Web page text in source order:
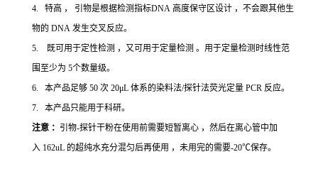
4. 特高 ， 引物是根据检测指标DNA 高度保守区设计 ，不会跟其他生
物的 DNA 发生交叉反应。
5. 既可用于定性检测 ，又可用于定量检测 。用于定量检测时线性范
围至少为 5个数量级。
6. 本产品足够 50 次 20μL 体系的染料法/探针法荧光定量 PCR 反应。
7. 本产品只能用于科研。
注意 ： 引物-探针干粉在使用前需要短暂离心 ，然后在离心管中加
入 162uL 的超纯水充分混匀后再使用 ，未用完的需要-20℃保存。